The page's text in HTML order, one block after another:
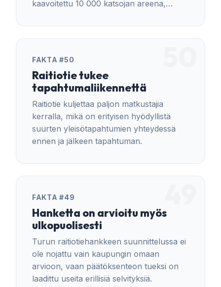
kaavoitettu 10 000 katsojan areena,
toimistoja, liiketiloja sekä asuntoja noin
1500 asukkaalle.
FAKTA #50
Raitiotie tukee
tapahtumaliikennettä
Raitiotie kuljettaa paljon matkustajia
kerralla, mikä on erityisen hyödyllistä
suurten yleisötapahtumien yhteydessä
ennen ja jälkeen tapahtuman.
FAKTA #49
Hanketta on arvioitu myös
ulkopuolisesti
Turun raitiotiehankkeen suunnittelussa ei
ole nojattu vain kaupungin omaan
arvioon, vaan päätöksenteon tueksi on
laadittu useita erillisiä selvityksiä.